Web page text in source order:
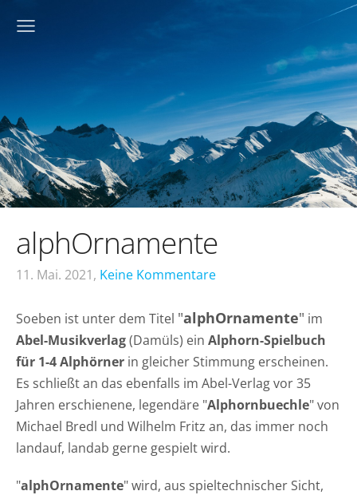
alphOrnamente
11. Mai. 2021, Keine Kommentare
Soeben ist unter dem Titel "alphOrnamente" im
Abel-Musikverlag(Damüls) ein Alphorn-Spielbuch
für 1-4 Alphörner in gleicher Stimmung erscheinen.
Es schließt an das ebenfalls im Abel-Verlag vor 35
Jahren erschienene, legendäre "Alphornbuechle" von
Michael Bredl und Wilhelm Fritz an, das immer noch
landauf, landab gerne gespielt wird.
"alphOrnamente" wird, aus spieltechnischer Sicht,